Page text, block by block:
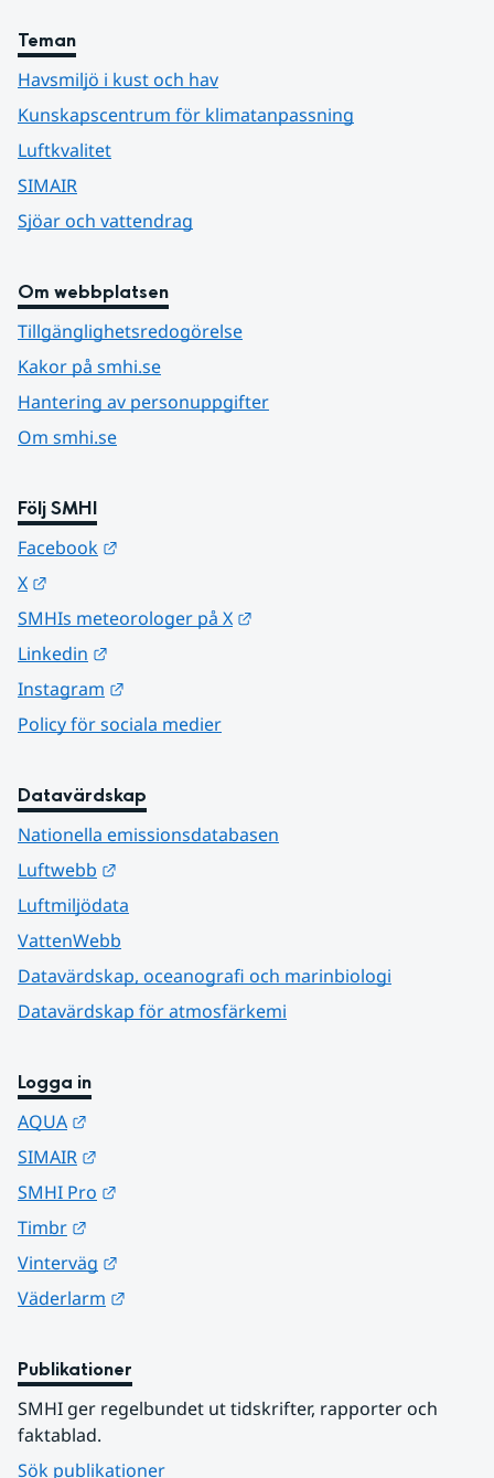
Teman
Havsmiljö i kust och hav
Kunskapscentrum för klimatanpassning
Luftkvalitet
SIMAIR
Sjöar och vattendrag
Om webbplatsen
Tillgänglighetsredogörelse
Kakor på smhi.se
Hantering av personuppgifter
Om smhi.se
Följ SMHI
Facebook
X
SMHIs meteorologer på X
Linkedin
Instagram
Policy för sociala medier
Datavärdskap
Nationella emissionsdatabasen
Luftwebb
Luftmiljödata
VattenWebb
Datavärdskap, oceanografi och marinbiologi
Datavärdskap för atmosfärkemi
Logga in
AQUA
SIMAIR
SMHI Pro
Timbr
Vinterväg
Väderlarm
Publikationer
SMHI ger regelbundet ut tidskrifter, rapporter och
faktablad.
Sök publikationer